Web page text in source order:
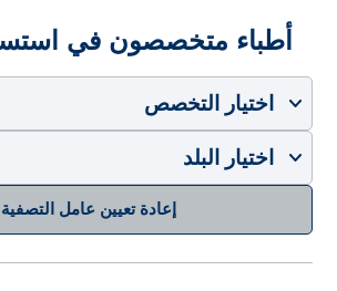
أطباء متخصصون في
إعادة تعيين عامل التصفية